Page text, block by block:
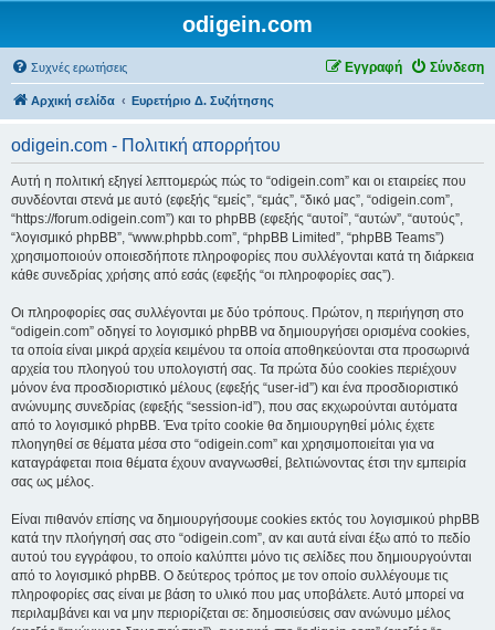
odigein.com
Συχνές ερωτήσεις Σύνδεση
Εγγραφή
Αρχική σελίδα Ευρετήριο Δ. Συζήτησης
odigein.com - Πολιτική απορρήτου
Αυτή η πολιτική εξηγεί λεπτομερώς πώς το “odigein.com” και οι εταιρείες που
συνδέονται στενά με αυτό (εφεξής “εμείς”, “εμάς”, “δικό μας”, “odigein.com”,
“https://forum.odigein.com”) και το phpBB (εφεξής “αυτοί”, “αυτών”, “αυτούς”,
“λογισμικό phpBB”, “www.phpbb.com”, “phpBB Limited”, “phpBB Teams”)
χρησιμοποιούν οποιεσδήποτε πληροφορίες που συλλέγονται κατά τη διάρκεια
κάθε συνεδρίας χρήσης από εσάς (εφεξής “οι πληροφορίες σας”).
Οι πληροφορίες σας συλλέγονται με δύο τρόπους. Πρώτον, η περιήγηση στο
“odigein.com” οδηγεί το λογισμικό phpBB να δημιουργήσει ορισμένα cookies,
τα οποία είναι μικρά αρχεία κειμένου τα οποία αποθηκεύονται στα προσωρινά
αρχεία του πλοηγού του υπολογιστή σας. Τα πρώτα δύο cookies περιέχουν
μόνον ένα προσδιοριστικό μέλους (εφεξής “user-id”) και ένα προσδιοριστικό
ανώνυμης συνεδρίας (εφεξής “session-id”), που σας εκχωρούνται αυτόματα
από το λογισμικό phpBB. Ένα τρίτο cookie θα δημιουργηθεί μόλις έχετε
πλοηγηθεί σε θέματα μέσα στο “odigein.com” και χρησιμοποιείται για να
καταγράφεται ποια θέματα έχουν αναγνωσθεί, βελτιώνοντας έτσι την εμπειρία
σας ως μέλος.
Είναι πιθανόν επίσης να δημιουργήσουμε cookies εκτός του λογισμικού phpBB
κατά την πλοήγησή σας στο “odigein.com”, αν και αυτά είναι έξω από το πεδίο
αυτού του εγγράφου, το οποίο καλύπτει μόνο τις σελίδες που δημιουργούνται
από το λογισμικό phpBB. Ο δεύτερος τρόπος με τον οποίο συλλέγουμε τις
πληροφορίες σας είναι με βάση το υλικό που μας υποβάλετε. Αυτό μπορεί να
περιλαμβάνει και να μην περιορίζεται σε: δημοσιεύσεις σαν ανώνυμο μέλος